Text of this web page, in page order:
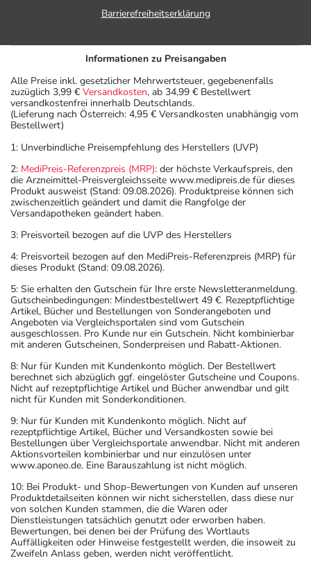
Barrierefreiheitserklärung
Informationen zu Preisangaben
Alle Preise inkl. gesetzlicher Mehrwertsteuer, gegebenenfalls
zuzüglich 3,99 € Versandkosten, ab 34,99 € Bestellwert
versandkostenfrei innerhalb Deutschlands.
(Lieferung nach Österreich: 4,95 € Versandkosten unabhängig vom
Bestellwert)
1: Unverbindliche Preisempfehlung des Herstellers (UVP)
2: MediPreis-Referenzpreis (MRP): der höchste Verkaufspreis, den
die Arzneimittel-Preisvergleichsseite www.medipreis.de für dieses
Produkt ausweist (Stand: 09.08.2026). Produktpreise können sich
zwischenzeitlich geändert und damit die Rangfolge der
Versandapotheken geändert haben.
3: Preisvorteil bezogen auf die UVP des Herstellers
4: Preisvorteil bezogen auf den MediPreis-Referenzpreis (MRP) für
dieses Produkt (Stand: 09.08.2026).
5: Sie erhalten den Gutschein für Ihre erste Newsletteranmeldung.
Gutscheinbedingungen: Mindestbestellwert 49 €. Rezeptpflichtige
Artikel, Bücher und Bestellungen von Sonderangeboten und
Angeboten via Vergleichsportalen sind vom Gutschein
ausgeschlossen. Pro Kunde nur ein Gutschein. Nicht kombinierbar
mit anderen Gutscheinen, Sonderpreisen und Rabatt-Aktionen.
8: Nur für Kunden mit Kundenkonto möglich. Der Bestellwert
berechnet sich abzüglich ggf. eingelöster Gutscheine und Coupons.
Nicht auf rezeptpflichtige Artikel und Bücher anwendbar und gilt
nicht für Kunden mit Sonderkonditionen.
9: Nur für Kunden mit Kundenkonto möglich. Nicht auf
rezeptpflichtige Artikel, Bücher und Versandkosten sowie bei
Bestellungen über Vergleichsportale anwendbar. Nicht mit anderen
Aktionsvorteilen kombinierbar und nur einzulösen unter
www.aponeo.de. Eine Barauszahlung ist nicht möglich.
10: Bei Produkt- und Shop-Bewertungen von Kunden auf unseren
Produktdetailseiten können wir nicht sicherstellen, dass diese nur
von solchen Kunden stammen, die die Waren oder
Dienstleistungen tatsächlich genutzt oder erworben haben.
Bewertungen, bei denen bei der Prüfung des Wortlauts
Auffälligkeiten oder Hinweise festgestellt werden, die insoweit zu
Zweifeln Anlass geben, werden nicht veröffentlicht.